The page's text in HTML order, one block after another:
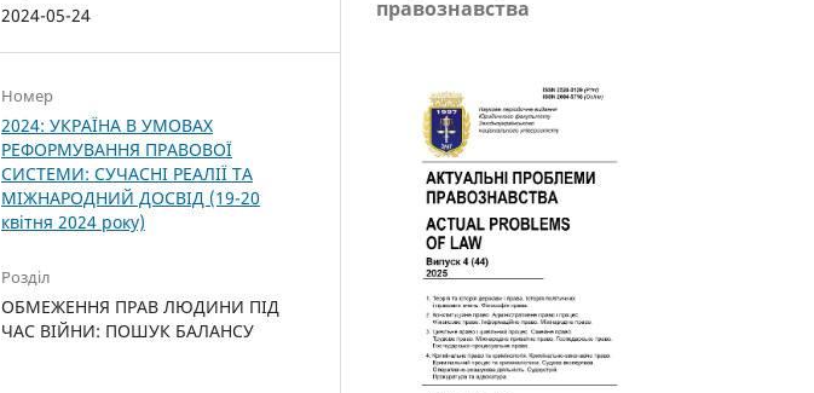
2024-05-24
Номер
2024: УКРАЇНА В УМОВАХ
РЕФОРМУВАННЯ ПРАВОВОЇ
СИСТЕМИ: СУЧАСНІ РЕАЛІЇ ТА
МІЖНАРОДНИЙ ДОСВІД (19-20
квітня 2024 року)
Розділ
ОБМЕЖЕННЯ ПРАВ ЛЮДИНИ ПІД
ЧАС ВІЙНИ: ПОШУК БАЛАНСУ
правознавства